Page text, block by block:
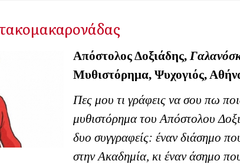
Απόστολος Δοξιάδης,
Μυθιστόρημα, Ψυχογιός,
Πες μου τι γράφεις να σου πω
μυθιστόρημα του Απόστολου
δυο συγγραφείς: έναν διάσημο
στην Ακαδημία, κι έναν άσημο